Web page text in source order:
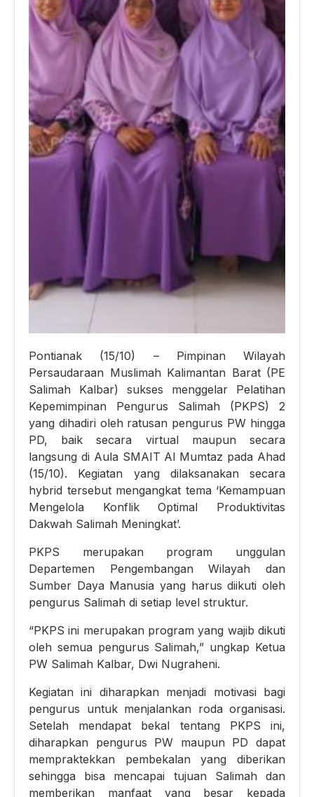
Pontianak (15/10) – Pimpinan Wilayah
Persaudaraan Muslimah Kalimantan Barat (PE
Salimah Kalbar) sukses menggelar Pelatihan
Kepemimpinan Pengurus Salimah (PKPS) 2
yang dihadiri oleh ratusan pengurus PW hingga
PD, baik secara virtual maupun secara
langsung di Aula SMAIT Al Mumtaz pada Ahad
(15/10). Kegiatan yang dilaksanakan secara
hybrid tersebut mengangkat tema ‘Kemampuan
Mengelola Konflik Optimal Produktivitas
Dakwah Salimah Meningkat’.
PKPS merupakan program unggulan
Departemen Pengembangan Wilayah dan
Sumber Daya Manusia yang harus diikuti oleh
pengurus Salimah di setiap level struktur.
“PKPS ini merupakan program yang wajib dikuti
oleh semua pengurus Salimah,” ungkap Ketua
PW Salimah Kalbar, Dwi Nugraheni.
Kegiatan ini diharapkan menjadi motivasi bagi
pengurus untuk menjalankan roda organisasi.
Setelah mendapat bekal tentang PKPS ini,
diharapkan pengurus PW maupun PD dapat
mempraktekkan pembekalan yang diberikan
sehingga bisa mencapai tujuan Salimah dan
memberikan manfaat yang besar kepada